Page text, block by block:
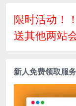
限时活动！
送其他两站
新人免费领取服